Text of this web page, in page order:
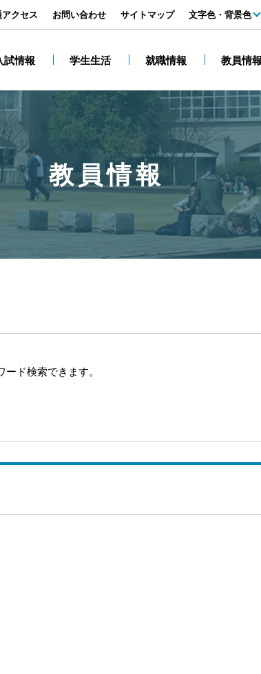
試情報 学生生活 就職情報 教員情
クセス お問い合わせ サイトマップ 文字色・背景色
黒
教員情報
ド検索できます。